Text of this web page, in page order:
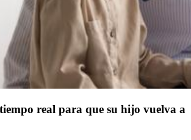
real para que su hijo vuelva a